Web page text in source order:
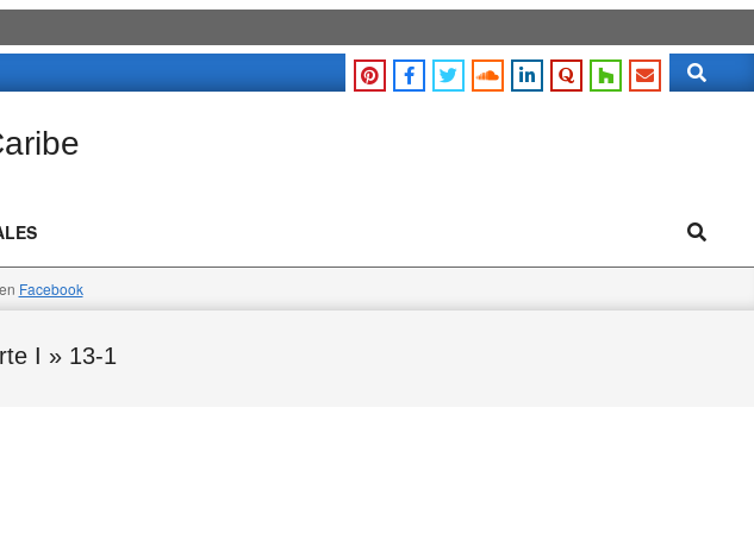
Search
Search
Facebook
I » 13-1